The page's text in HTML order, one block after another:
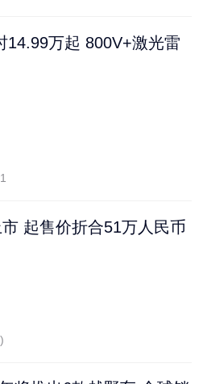
14.99万起 800V+激光雷
起售价折合51万人民币